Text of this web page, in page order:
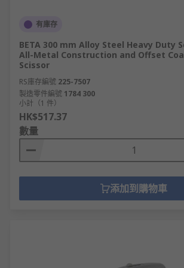
有庫存
BETA 300 mm Alloy Steel Heavy Duty
All-Metal Construction and Offset
Scissor
RS庫存編號 225-7507
製造零件編號 1784 300
小計（1 件）
HK$517.37
數量
添加到購物車